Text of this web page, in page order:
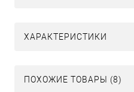
ХАРАКТЕРИСТИКИ
ПОХОЖИЕ ТОВАРЫ (8)